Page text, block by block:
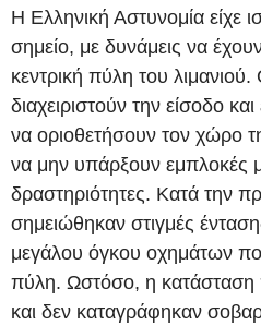
Η Ελληνική Αστυνομία είχε
σημείο, με δυνάμεις να
κεντρική πύλη του
διαχειριστούν την είσοδο
να οριοθετήσουν τον χώρο
να μην υπάρξουν εμπλοκές με
δραστηριότητες. Κατά την
σημειώθηκαν στιγμές
μεγάλου όγκου οχημάτων
πύλη. Ωστόσο, η κατάσταση
και δεν καταγράφηκαν